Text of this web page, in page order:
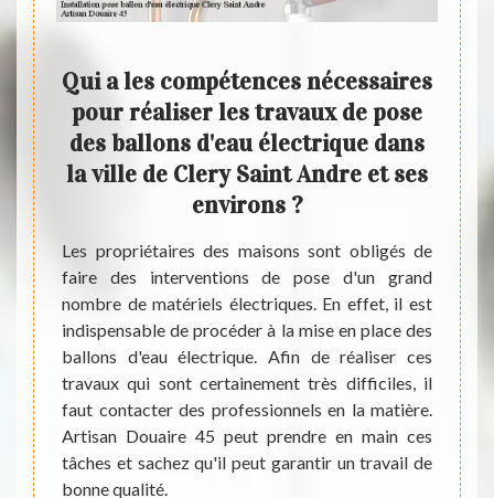
de
la
les
Qui a les compétences nécessaires
pour réaliser les travaux de pose
des ballons d'eau électrique dans
la ville de Clery Saint Andre et ses
environs ?
Les propriétaires des maisons sont obligés de
faire des interventions de pose d'un grand
nombre de matériels électriques. En effet, il est
indispensable de procéder à la mise en place des
ballons d'eau électrique. Afin de réaliser ces
travaux qui sont certainement très difficiles, il
faut contacter des professionnels en la matière.
Artisan Douaire 45 peut prendre en main ces
tâches et sachez qu'il peut garantir un travail de
bonne qualité.
on
peut
qu'il
de